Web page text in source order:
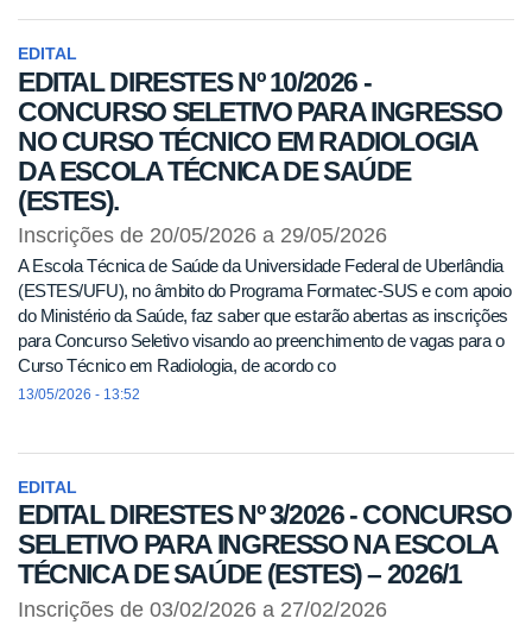
EDITAL
EDITAL DIRESTES Nº 10/2026 -
CONCURSO SELETIVO PARA INGRESSO
NO CURSO TÉCNICO EM RADIOLOGIA
DA ESCOLA TÉCNICA DE SAÚDE
(ESTES).
Inscrições de 20/05/2026 a 29/05/2026
A Escola Técnica de Saúde da Universidade Federal de Uberlândia
(ESTES/UFU), no âmbito do Programa Formatec-SUS e com apoio
do Ministério da Saúde, faz saber que estarão abertas as inscrições
para Concurso Seletivo visando ao preenchimento de vagas para o
Curso Técnico em Radiologia, de acordo co
13/05/2026 - 13:52
EDITAL
EDITAL DIRESTES Nº 3/2026 - CONCURSO
SELETIVO PARA INGRESSO NA ESCOLA
TÉCNICA DE SAÚDE (ESTES) – 2026/1
Inscrições de 03/02/2026 a 27/02/2026